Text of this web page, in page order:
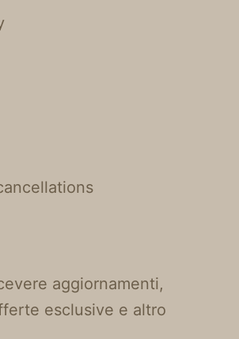
aggiornamenti,
esclusive e altro